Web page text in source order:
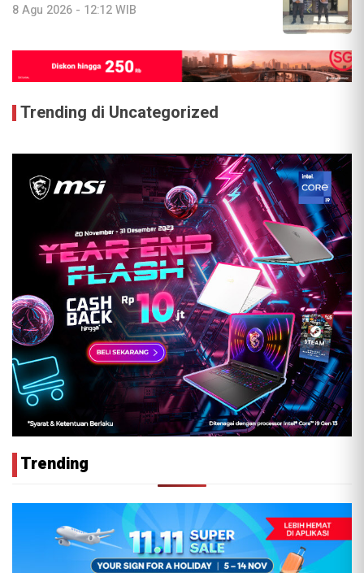
8 Agu 2026 - 12:12 WIB
Trending di Uncategorized
Trending